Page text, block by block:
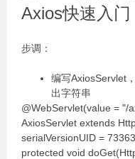
Axios快速入门
步调：
编写AxiosServlet
出字符串
@WebServlet(value = "/
AxiosServlet extends
serialVersionUID =
protected void